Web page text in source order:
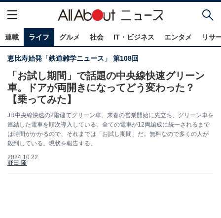
連載 ライフ グルメ 社会 IT・ビジネス エンタメ リサ
恵比寿始発「鉄道雑学ニュース」 第108回
「お試し期間」で話題の中央線快速グリーン
車。ドアが両開きになってどう変わった？
【乗ってみた】
JR中央線快速の2階建てグリーン車。来春の営業開始に先立ち、グリーン車を
連結した電車を順次導入している。全ての電車が12両編成に統一されるまで
は時間がかかるので、それまでは「お試し期間」だ。無料なので多くの人が
殺到している。現状を報告する。
2024.10.22
野田 隆